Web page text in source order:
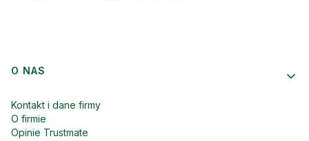
Linki w stopce
O NAS
Kontakt i dane firmy
O firmie
Opinie Trustmate